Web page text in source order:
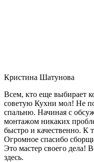
Кристина Шатунова
Всем, кто еще выбирает
советую Кухни мол! Не
спальню. Начиная с
монтажом никаких
быстро и качественно. К
Огромное спасибо
Это мастер своего дела!
здесь.